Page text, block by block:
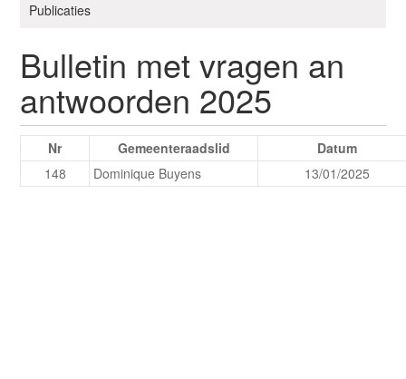
Publicaties
Bulletin met vragen an
antwoorden 2025
Nr Gemeenteraadslid
Datum
148
Dominique Buyens 13/01/2025